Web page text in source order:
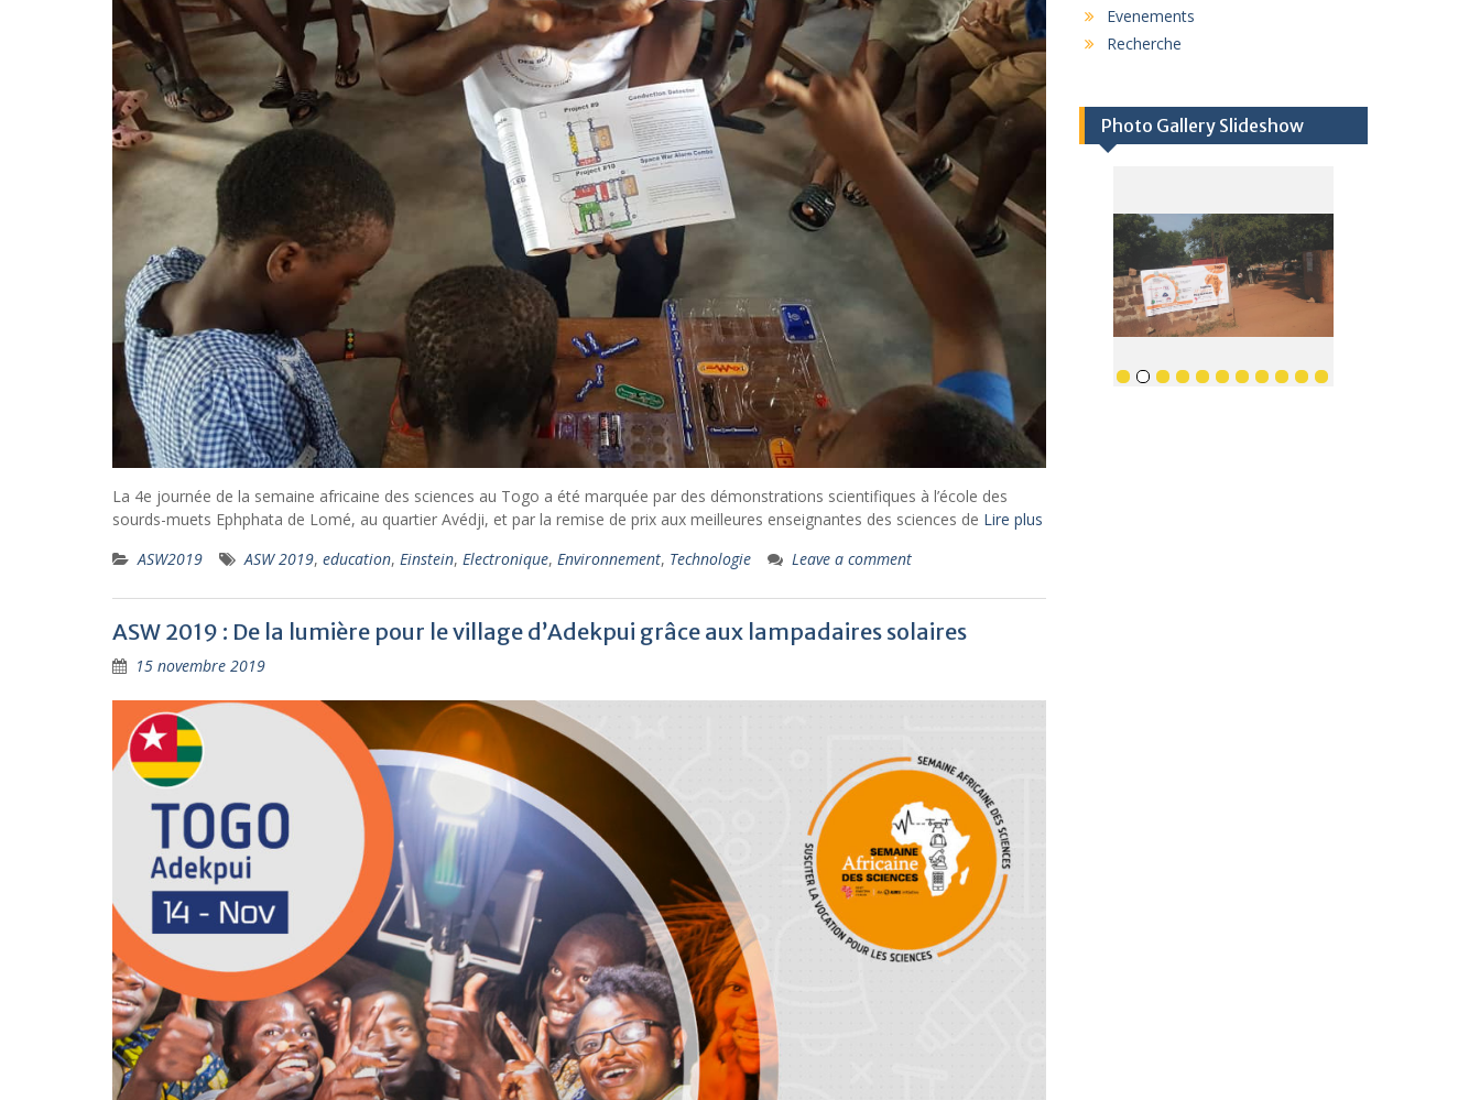
La 4e journée de la semaine africaine des sciences au Togo a été marquée par des démonstrations scientifiques à l’école des
sourds-muets Ephphata de Lomé, au quartier Avédji, et par la remise de prix aux meilleures enseignantes des sciences de Lire plus
ASW2019
ASW 2019, education, Einstein, Electronique, Environnement, Technologie Leave a comment
ASW 2019 : De la lumière pour le village d’Adekpui grâce aux lampadaires solaires
15 novembre 2019
Evenements
Recherche
Photo Gallery Slideshow